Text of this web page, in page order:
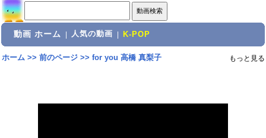
動画 ホーム 人気の動画 K-POP
ホーム>> 前のページ>> for you 高橋 真梨子 もっと見る